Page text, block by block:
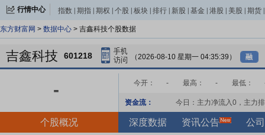
行情中心 指数 期指 期权 个股 板块 排行 新股 基金 港股 美股 期货
东方财富网 > 数据中心 > 吉鑫科技个股数据
吉鑫科技 601218 （2026-08-10 星期一 04:35:39） 融
- 今开： - 最高： - 最低：
资金流： 今日：主力净流入0 ，主力
个股概况 深度数据 资讯公告 公